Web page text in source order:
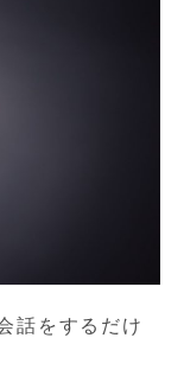
話をするだけ